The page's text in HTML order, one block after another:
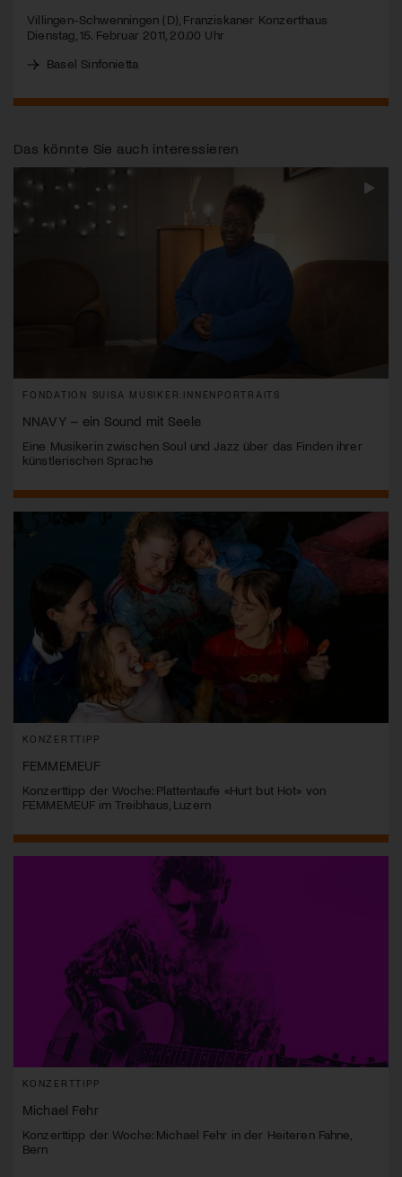
Villingen-Schwenningen (D), Franziskaner Konzerthaus
Dienstag, 15. Februar 2011, 20.00 Uhr
Basel Sinfonietta
Das könnte Sie auch interessieren
FONDATION SUISA MUSIKER:INNENPORTRAITS
NNAVY – ein Sound mit Seele
Eine Musikerin zwischen Soul und Jazz über das Finden ihrer
künstlerischen Sprache
KONZERTTIPP
FEMMEMEUF
Konzerttipp der Woche: Plattentaufe «Hurt but Hot» von
FEMMEMEUF im Treibhaus, Luzern
KONZERTTIPP
Michael Fehr
Konzerttipp der Woche: Michael Fehr in der Heiteren Fahne,
Bern